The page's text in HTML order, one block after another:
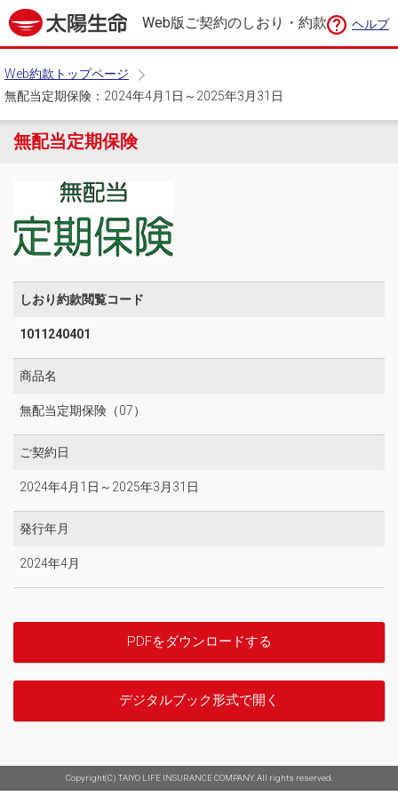
Web版ご契約のしおり・約款 ヘルプ
Web約款トップページ
無配当定期保険：2024年4月1日～2025年3月31日
無配当定期保険
しおり約款閲覧コード
1011240401
商品名
無配当定期保険（07）
ご契約日
2024年4月1日～2025年3月31日
発行年月
2024年4月
PDFをダウンロードする
デジタルブック形式で開く
Copyright(C) TAIYO LIFE INSURANCE COMPANY. All rights reserved.